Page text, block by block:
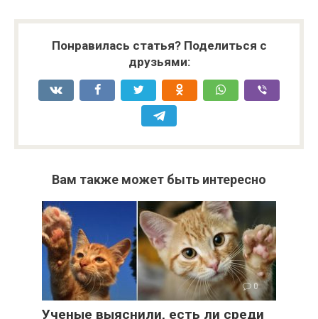
Понравилась статья? Поделиться с
друзьями:
Вам также может быть интересно
0
Ученые выяснили, есть ли среди